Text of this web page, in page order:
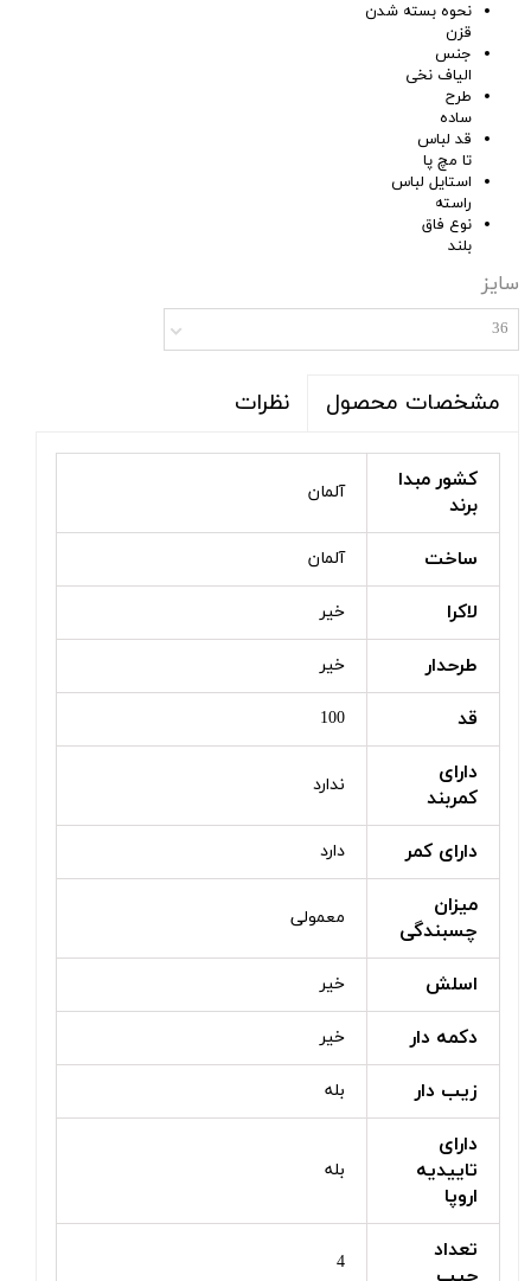
نحوه بسته شدن
قزن
جنس
الیاف نخی
طرح
ساده
قد لباس
تا مچ پا
استایل لباس
راسته
نوع فاق
بلند
سایز
36
مشخصات محصول نظرات
کشور مبدا
برند
آلمان
ساخت آلمان
لاکرا خیر
طرحدار خیر
قد 100
دارای
کمربند
ندارد
دارای کمر دارد
میزان
چسبندگی
معمولی
اسلش خیر
دکمه دار خیر
زیب دار بله
دارای
تاییدیه
اروپا
بله
تعداد
4